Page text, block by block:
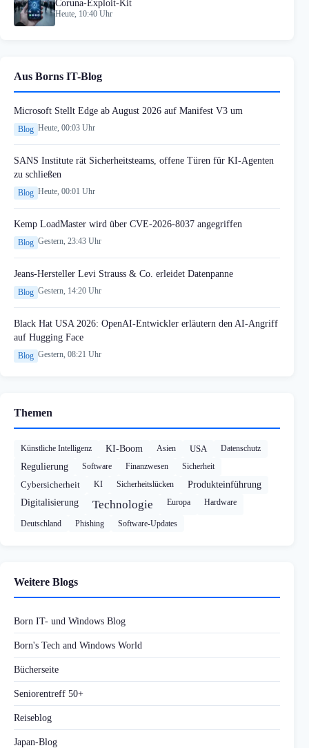
Coruna-Exploit-Kit
Heute, 10:40 Uhr
Aus Borns IT-Blog
Microsoft Stellt Edge ab August 2026 auf Manifest V3 um
Blog Heute, 00:03 Uhr
SANS Institute rät Sicherheitsteams, offene Türen für KI-Agenten
zu schließen
Blog Heute, 00:01 Uhr
Kemp LoadMaster wird über CVE-2026-8037 angegriffen
Blog Gestern, 23:43 Uhr
Jeans-Hersteller Levi Strauss & Co. erleidet Datenpanne
Blog Gestern, 14:20 Uhr
Black Hat USA 2026: OpenAI-Entwickler erläutern den AI-Angriff
auf Hugging Face
Blog Gestern, 08:21 Uhr
Themen
Künstliche Intelligenz KI-Boom Asien USA Datenschutz
Regulierung Software Finanzwesen Sicherheit
Cybersicherheit KI Sicherheitslücken
Produkteinführung
Digitalisierung
Technologie Europa Hardware
Deutschland Phishing Software-Updates
Weitere Blogs
Born IT- und Windows Blog
Born's Tech and Windows World
Bücherseite
Seniorentreff 50+
Reiseblog
Japan-Blog